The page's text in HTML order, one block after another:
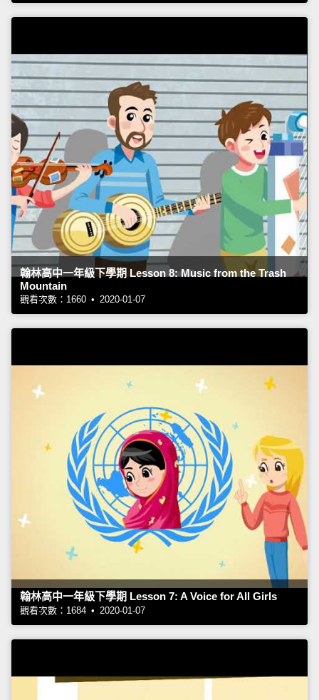
翰林高中一年級下學期 Lesson 8: Music from the Trash
Mountain
觀看次數：1660 • 2020-01-07
翰林高中一年級下學期 Lesson 7: A Voice for All Girls
觀看次數：1684 • 2020-01-07